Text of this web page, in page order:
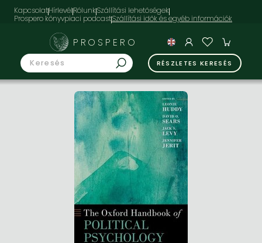
KapcsolatHírlevélRólunkSzállítási lehetőségek
Prospero könyvpiaci podcast
PROSPERO
RÉSZLETES KERESÉS